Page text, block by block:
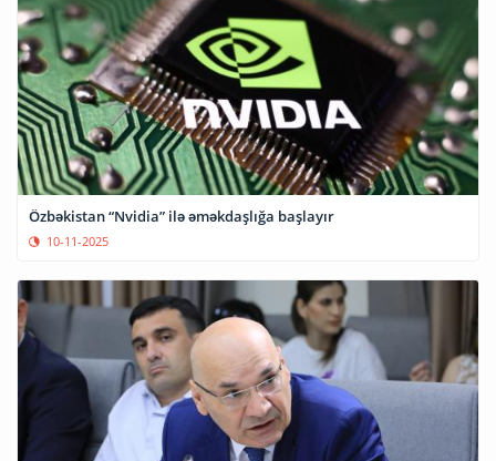
Özbəkistan “Nvidia” ilə əməkdaşlığa başlayır
10-11-2025